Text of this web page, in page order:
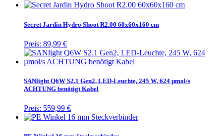
Secret Jardin Hydro Shoot R2.00 60x60x160 cm
Preis: 89,99 €
SANlight Q6W S2.1 Gen2, LED-Leuchte, 245 W, 624 µmol/s
ACHTUNG benötigt Kabel
Preis: 559,99 €